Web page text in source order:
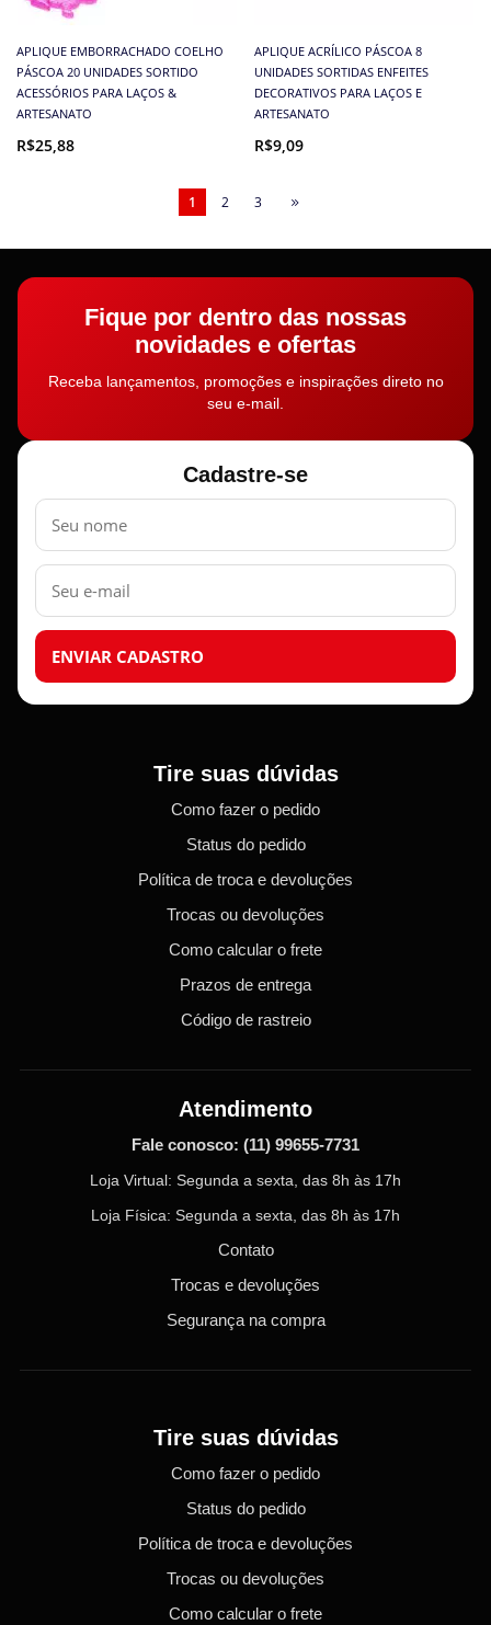
APLIQUE EMBORRACHADO COELHO
PÁSCOA 20 UNIDADES SORTIDO
ACESSÓRIOS PARA LAÇOS &
ARTESANATO
R$25,88
APLIQUE ACRÍLICO PÁSCOA 8
UNIDADES SORTIDAS ENFEITES
DECORATIVOS PARA LAÇOS E
ARTESANATO
R$9,09
1 2 3
Fique por dentro das nossas
novidades e ofertas
Receba lançamentos, promoções e inspirações direto no
seu e-mail.
Cadastre-se
Nome
E-
mail
ENVIAR CADASTRO
Tire suas dúvidas
Como fazer o pedido
Status do pedido
Política de troca e devoluções
Trocas ou devoluções
Como calcular o frete
Prazos de entrega
Código de rastreio
Atendimento
Fale conosco: (11) 99655-7731
Loja Virtual: Segunda a sexta, das 8h às 17h
Loja Física: Segunda a sexta, das 8h às 17h
Contato
Trocas e devoluções
Segurança na compra
Tire suas dúvidas
Como fazer o pedido
Status do pedido
Política de troca e devoluções
Trocas ou devoluções
Como calcular o frete